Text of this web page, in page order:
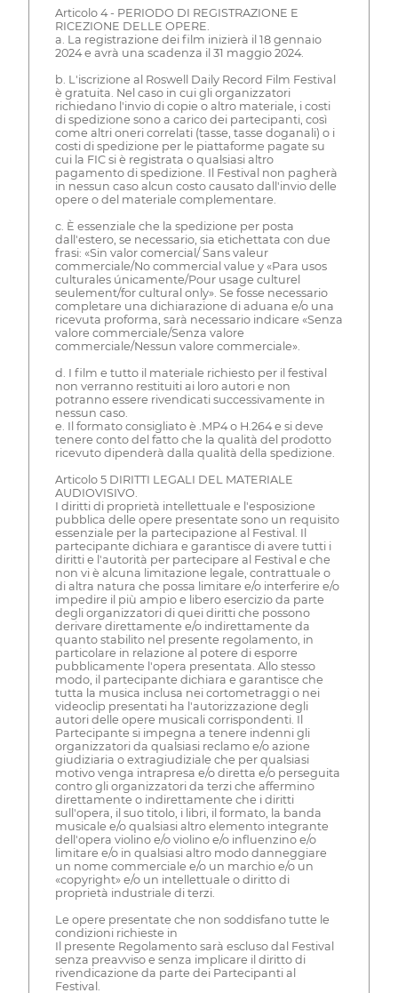
Articolo 4 - PERIODO DI REGISTRAZIONE E
RICEZIONE DELLE OPERE.
a. La registrazione dei film inizierà il 18 gennaio
2024 e avrà una scadenza il 31 maggio 2024.
b. L'iscrizione al Roswell Daily Record Film Festival
è gratuita. Nel caso in cui gli organizzatori
richiedano l'invio di copie o altro materiale, i costi
di spedizione sono a carico dei partecipanti, così
come altri oneri correlati (tasse, tasse doganali) o i
costi di spedizione per le piattaforme pagate su
cui la FIC si è registrata o qualsiasi altro
pagamento di spedizione. Il Festival non pagherà
in nessun caso alcun costo causato dall'invio delle
opere o del materiale complementare.
c. È essenziale che la spedizione per posta
dall'estero, se necessario, sia etichettata con due
frasi: «Sin valor comercial/ Sans valeur
commerciale/No commercial value y «Para usos
culturales únicamente/Pour usage culturel
seulement/for cultural only». Se fosse necessario
completare una dichiarazione di aduana e/o una
ricevuta proforma, sarà necessario indicare «Senza
valore commerciale/Senza valore
commerciale/Nessun valore commerciale».
d. I film e tutto il materiale richiesto per il festival
non verranno restituiti ai loro autori e non
potranno essere rivendicati successivamente in
nessun caso.
e. Il formato consigliato è .MP4 o H.264 e si deve
tenere conto del fatto che la qualità del prodotto
ricevuto dipenderà dalla qualità della spedizione.
Articolo 5 DIRITTI LEGALI DEL MATERIALE
AUDIOVISIVO.
I diritti di proprietà intellettuale e l'esposizione
pubblica delle opere presentate sono un requisito
essenziale per la partecipazione al Festival. Il
partecipante dichiara e garantisce di avere tutti i
diritti e l'autorità per partecipare al Festival e che
non vi è alcuna limitazione legale, contrattuale o
di altra natura che possa limitare e/o interferire e/o
impedire il più ampio e libero esercizio da parte
degli organizzatori di quei diritti che possono
derivare direttamente e/o indirettamente da
quanto stabilito nel presente regolamento, in
particolare in relazione al potere di esporre
pubblicamente l'opera presentata. Allo stesso
modo, il partecipante dichiara e garantisce che
tutta la musica inclusa nei cortometraggi o nei
videoclip presentati ha l'autorizzazione degli
autori delle opere musicali corrispondenti. Il
Partecipante si impegna a tenere indenni gli
organizzatori da qualsiasi reclamo e/o azione
giudiziaria o extragiudiziale che per qualsiasi
motivo venga intrapresa e/o diretta e/o perseguita
contro gli organizzatori da terzi che affermino
direttamente o indirettamente che i diritti
sull'opera, il suo titolo, i libri, il formato, la banda
musicale e/o qualsiasi altro elemento integrante
dell'opera violino e/o violino e/o influenzino e/o
limitare e/o in qualsiasi altro modo danneggiare
un nome commerciale e/o un marchio e/o un
«copyright» e/o un intellettuale o diritto di
proprietà industriale di terzi.
Le opere presentate che non soddisfano tutte le
condizioni richieste in
Il presente Regolamento sarà escluso dal Festival
senza preavviso e senza implicare il diritto di
rivendicazione da parte dei Partecipanti al
Festival.